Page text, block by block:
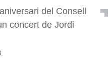
del Consell
concert de Jordi